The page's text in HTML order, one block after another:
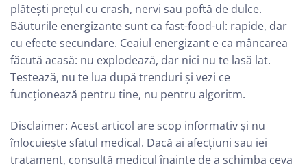
plătești prețul cu crash, nervi sau poftă de dulce.
Băuturile energizante sunt ca fast-food-ul: rapide, dar
cu efecte secundare. Ceaiul energizant e ca mâncarea
făcută acasă: nu explodează, dar nici nu te lasă lat.
Testează, nu te lua după trenduri și vezi ce
funcționează pentru tine, nu pentru algoritm.
Disclaimer: Acest articol are scop informativ și nu
înlocuiește sfatul medical. Dacă ai afecțiuni sau iei
tratament, consultă medicul înainte de a schimba ceva